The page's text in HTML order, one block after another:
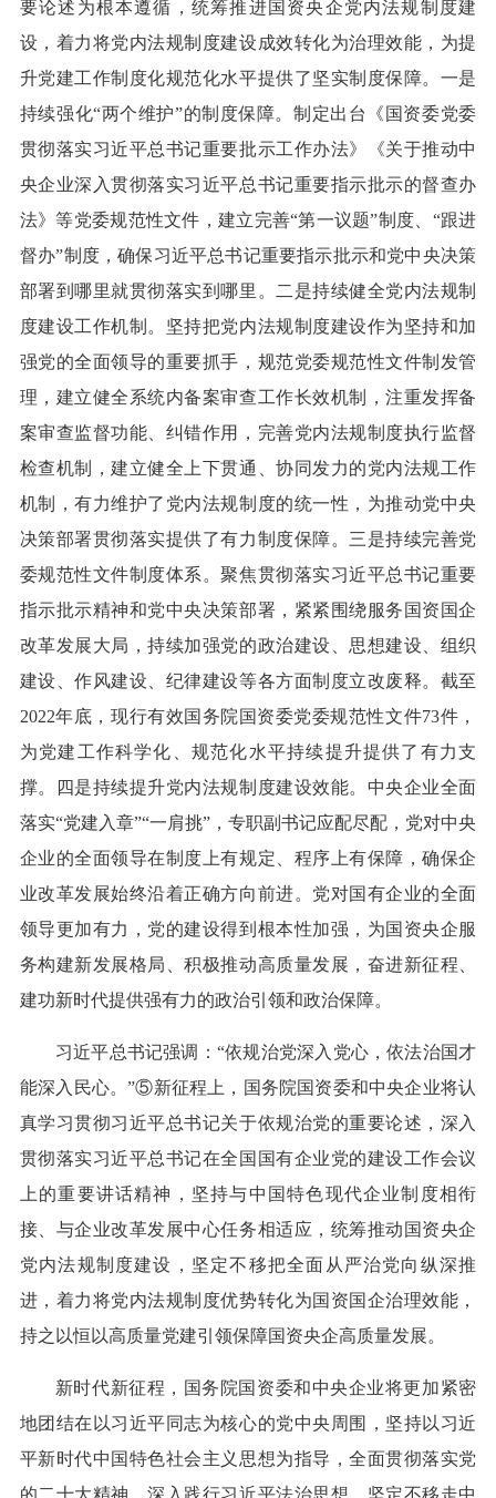
要论述为根本遵循，统筹推进国资央企党内法规制度建
设，着力将党内法规制度建设成效转化为治理效能，为提
升党建工作制度化规范化水平提供了坚实制度保障。一是
持续强化“两个维护”的制度保障。制定出台《国资委党委
贯彻落实习近平总书记重要批示工作办法》《关于推动中
央企业深入贯彻落实习近平总书记重要指示批示的督查办
法》等党委规范性文件，建立完善“第一议题”制度、“跟进
督办”制度，确保习近平总书记重要指示批示和党中央决策
部署到哪里就贯彻落实到哪里。二是持续健全党内法规制
度建设工作机制。坚持把党内法规制度建设作为坚持和加
强党的全面领导的重要抓手，规范党委规范性文件制发管
理，建立健全系统内备案审查工作长效机制，注重发挥备
案审查监督功能、纠错作用，完善党内法规制度执行监督
检查机制，建立健全上下贯通、协同发力的党内法规工作
机制，有力维护了党内法规制度的统一性，为推动党中央
决策部署贯彻落实提供了有力制度保障。三是持续完善党
委规范性文件制度体系。聚焦贯彻落实习近平总书记重要
指示批示精神和党中央决策部署，紧紧围绕服务国资国企
改革发展大局，持续加强党的政治建设、思想建设、组织
建设、作风建设、纪律建设等各方面制度立改废释。截至
2022年底，现行有效国务院国资委党委规范性文件73件，
为党建工作科学化、规范化水平持续提升提供了有力支
撑。四是持续提升党内法规制度建设效能。中央企业全面
落实“党建入章”“一肩挑”，专职副书记应配尽配，党对中央
企业的全面领导在制度上有规定、程序上有保障，确保企
业改革发展始终沿着正确方向前进。党对国有企业的全面
领导更加有力，党的建设得到根本性加强，为国资央企服
务构建新发展格局、积极推动高质量发展，奋进新征程、
建功新时代提供强有力的政治引领和政治保障。
习近平总书记强调：“依规治党深入党心，依法治国才
能深入民心。”⑤新征程上，国务院国资委和中央企业将认
真学习贯彻习近平总书记关于依规治党的重要论述，深入
贯彻落实习近平总书记在全国国有企业党的建设工作会议
上的重要讲话精神，坚持与中国特色现代企业制度相衔
接、与企业改革发展中心任务相适应，统筹推动国资央企
党内法规制度建设，坚定不移把全面从严治党向纵深推
进，着力将党内法规制度优势转化为国资国企治理效能，
持之以恒以高质量党建引领保障国资央企高质量发展。
新时代新征程，国务院国资委和中央企业将更加紧密
地团结在以习近平同志为核心的党中央周围，坚持以习近
平新时代中国特色社会主义思想为指导，全面贯彻落实党
的二十大精神，深入践行习近平法治思想，坚定不移走中